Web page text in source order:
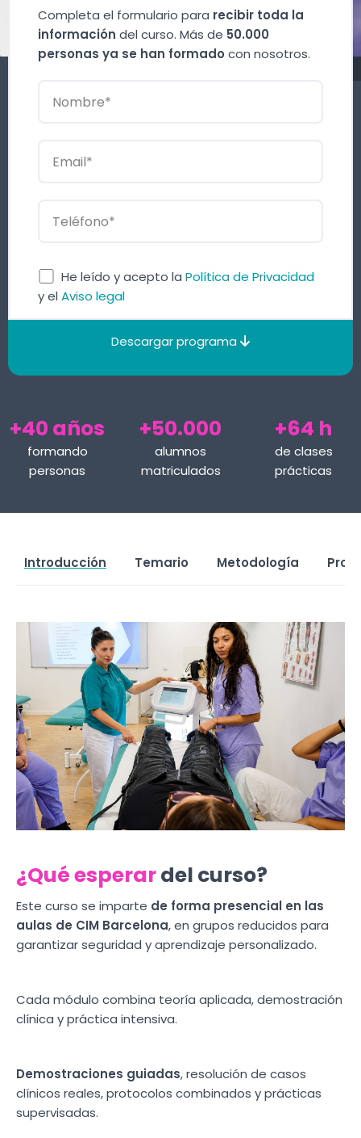
Completa el formulario para recibir toda la
información del curso. Más de 50.000
personas ya se han formado con nosotros.
He leído y acepto la Política de Privacidad
y el Aviso legal
Descargar programa
+40 años
formando
personas
+50.000
alumnos
matriculados
+64 h
de clases
prácticas
Introducción Temario Metodología
¿Qué esperardel curso?
Este curso se imparte de forma presencial en las
aulas de CIM Barcelona, en grupos reducidos para
garantizar seguridad y aprendizaje personalizado.
Cada módulo combina teoría aplicada, demostración
clínica y práctica intensiva.
Demostraciones guiadas, resolución de casos
clínicos reales, protocolos combinados y prácticas
supervisadas.